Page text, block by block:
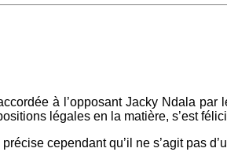
à l’opposant Jacky Ndala
légales en la matière, s’est
cependant qu’il ne s’agit pas